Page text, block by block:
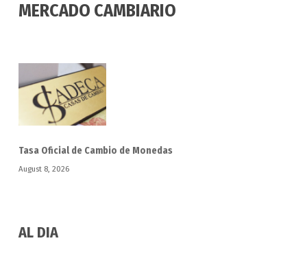
MERCADO CAMBIARIO
Tasa Oficial de Cambio de Monedas
August 8, 2026
AL DIA